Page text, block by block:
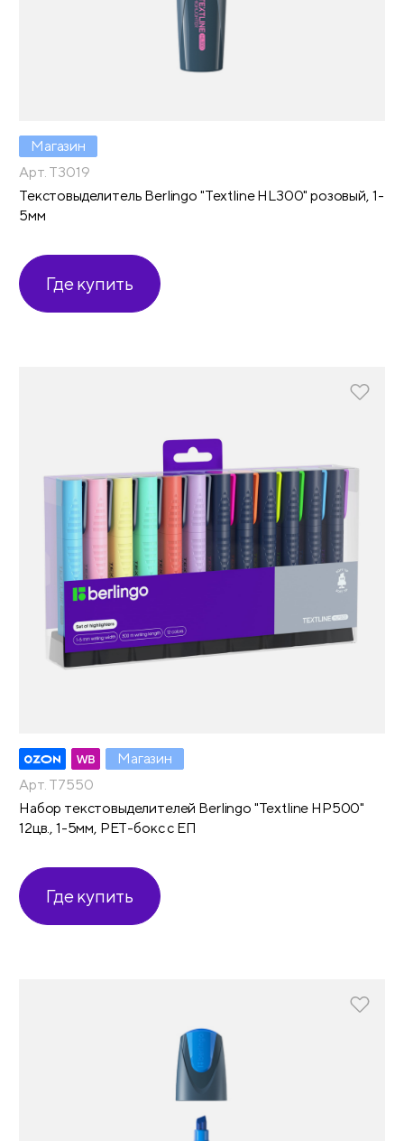
Магазин
Арт. T3019
Текстовыделитель Berlingo "Textline HL300" розовый, 1-
5мм
Где купить
Магазин
Арт. T7550
Набор текстовыделителей Berlingo "Textline HP500"
12цв., 1-5мм, PET-бокс с ЕП
Где купить